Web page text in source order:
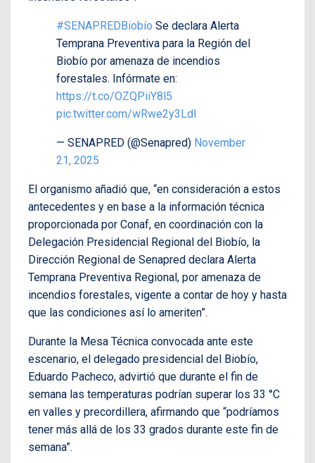
#SENAPREDBiobío Se declara Alerta
Temprana Preventiva para la Región del
Biobío por amenaza de incendios
forestales. Infórmate en:
https://t.co/OZQPiiY8l5
pic.twitter.com/wRwe2y3Ldl
— SENAPRED (@Senapred) November
21, 2025
El organismo añadió que, “en consideración a estos
antecedentes y en base a la información técnica
proporcionada por Conaf, en coordinación con la
Delegación Presidencial Regional del Biobío, la
Dirección Regional de Senapred declara Alerta
Temprana Preventiva Regional, por amenaza de
incendios forestales, vigente a contar de hoy y hasta
que las condiciones así lo ameriten”.
Durante la Mesa Técnica convocada ante este
escenario, el delegado presidencial del Biobío,
Eduardo Pacheco, advirtió que durante el fin de
semana las temperaturas podrían superar los 33 °C
en valles y precordillera, afirmando que “podríamos
tener más allá de los 33 grados durante este fin de
semana”.